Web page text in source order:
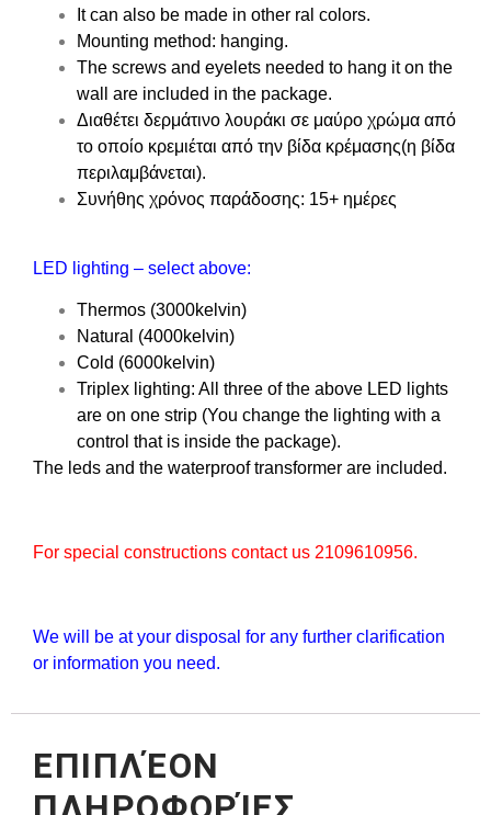
It can also be made in other ral colors.
Mounting method: hanging.
The screws and eyelets needed to hang it on the
wall are included in the package.
Διαθέτει δερμάτινο λουράκι σε μαύρο χρώμα από
το οποίο κρεμιέται από την βίδα κρέμασης(η βίδα
περιλαμβάνεται).
Συνήθης χρόνος παράδοσης: 15+ ημέρες
LED lighting – select above:
Thermos (3000kelvin)
Natural (4000kelvin)
Cold (6000kelvin)
Triplex lighting: All three of the above LED lights
are on one strip (You change the lighting with a
control that is inside the package).
The leds and the waterproof transformer are included.
For special constructions contact us 2109610956.
We will be at your disposal for any further clarification
or information you need.
ΕΠΙΠΛΈΟΝ